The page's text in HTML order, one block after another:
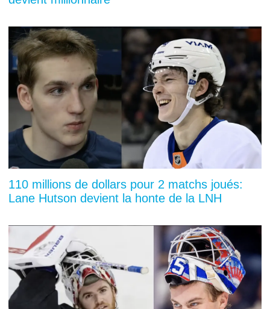
110 millions de dollars pour 2 matchs joués:
Lane Hutson devient la honte de la LNH